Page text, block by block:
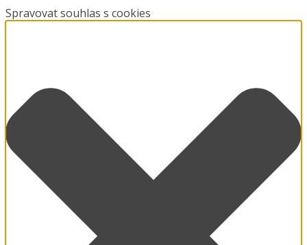
Spravovat souhlas s cookies